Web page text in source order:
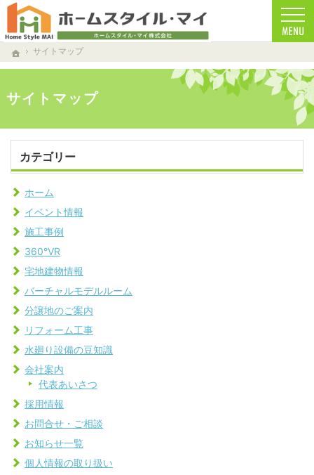
ホーム
サイトマップ
サイトマップ
南都留郡の注文住宅・新築戸建てを手がける工務店ならホームスタイルマイ
南都留郡で安心の一戸建て｜ホームスタイルマイ
カテゴリー
ホーム
イベント情報
施工事例
360°VR
宅地建物情報
バーチャルモデルルーム
分譲地のご案内
リフォーム工事
水廻り設備の豆知識
会社案内
代表あいさつ
採用情報
お問合せ・ご相談
お知らせ一覧
個人情報の取り扱い